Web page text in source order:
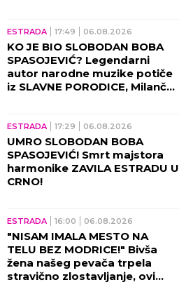
ESTRADA 17:49 06.08.2026
KO JE BIO SLOBODAN BOBA
SPASOJEVIĆ? Legendarni
autor narodne muzike potiče
iz SLAVNE PORODICE, Milanče
ESTRADA 17:29 06.08.2026
UMRO SLOBODAN BOBA
SPASOJEVIĆ! Smrt majstora
harmonike ZAVILA ESTRADU U
CRNO!
ESTRADA 16:00 06.08.2026
"NISAM IMALA MESTO NA
TELU BEZ MODRICE!" Bivša
žena našeg pevača trpela
stravično zlostavljanje, ovi